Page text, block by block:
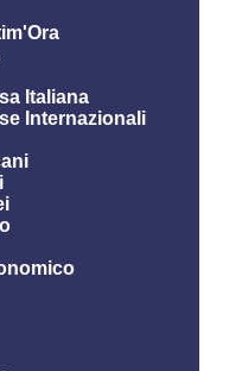
Italiana
Internazionali